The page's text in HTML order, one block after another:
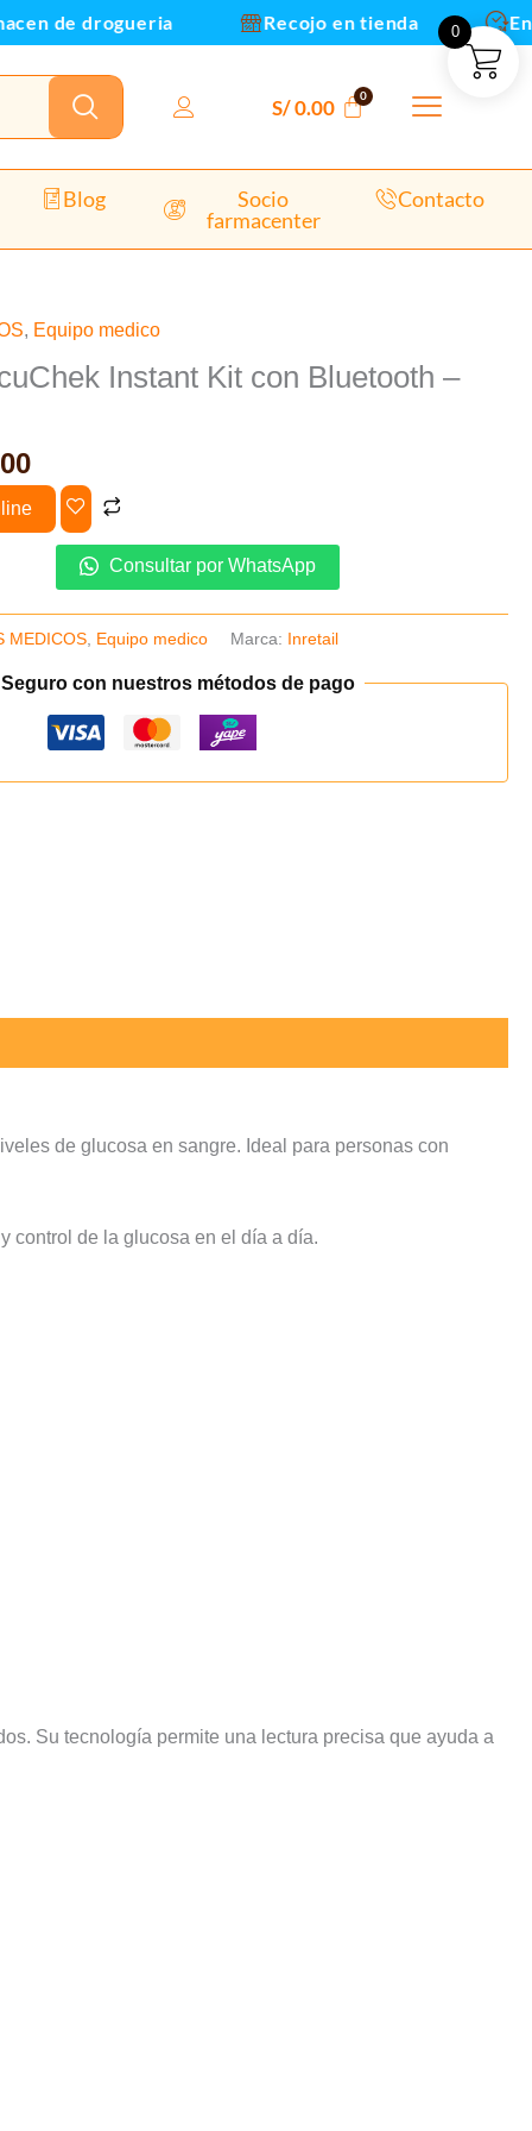
de drogueria Recojo en tienda
S/0.00
Blog
Socio
farmacenter
Contacto
, Equipo medico
Instant Kit con Bluetooth –
El
precio
actual
S/ 99.00.
Consultar por WhatsApp
MEDICOS Equipo medico Marca: Inretail
Seguro con nuestros métodos de pago
de glucosa en sangre. Ideal para personas con
control de la glucosa en el día a día.
Su tecnología permite una lectura precisa que ayuda a
0